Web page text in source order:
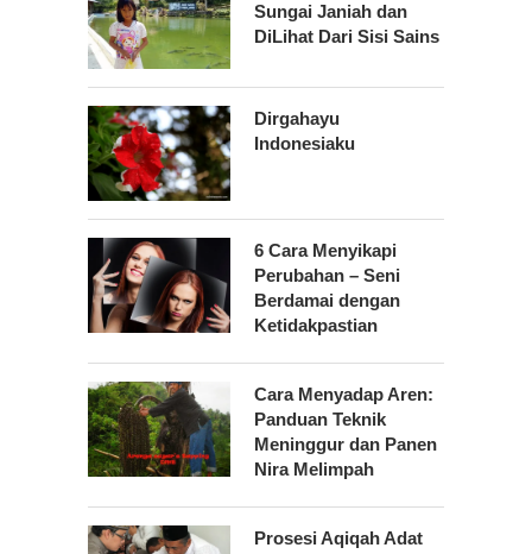
Sungai Janiah dan
DiLihat Dari Sisi Sains
Dirgahayu
Indonesiaku
6 Cara Menyikapi
Perubahan – Seni
Berdamai dengan
Ketidakpastian
Cara Menyadap Aren:
Panduan Teknik
Meninggur dan Panen
Nira Melimpah
Prosesi Aqiqah Adat